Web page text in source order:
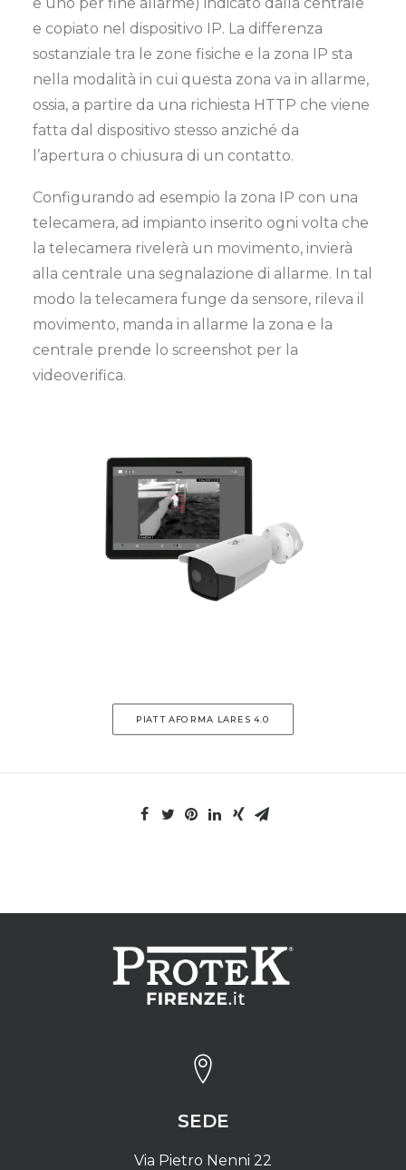
e copiato nel dispositivo IP. La differenza
sostanziale tra le zone fisiche e la zona IP sta
nella modalità in cui questa zona va in allarme,
ossia, a partire da una richiesta HTTP che viene
fatta dal dispositivo stesso anziché da
l’apertura o chiusura di un contatto.
Configurando ad esempio la zona IP con una
telecamera, ad impianto inserito ogni volta che
la telecamera rivelerà un movimento, invierà
alla centrale una segnalazione di allarme. In tal
modo la telecamera funge da sensore, rileva il
movimento, manda in allarme la zona e la
centrale prende lo screenshot per la
videoverifica.
PIATTAFORMA LARES 4.0
SEDE
Via Pietro Nenni 22